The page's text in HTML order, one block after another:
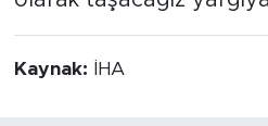
Kaynak: İHA